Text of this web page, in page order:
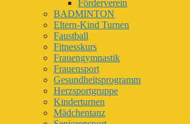
Förderverein
BADMINTON
Eltern-Kind Turnen
Faustball
Fitnesskurs
Frauengymnastik
Frauensport
Gesundheitsprogramm
Herzsportgruppe
Kinderturnen
Mädchentanz